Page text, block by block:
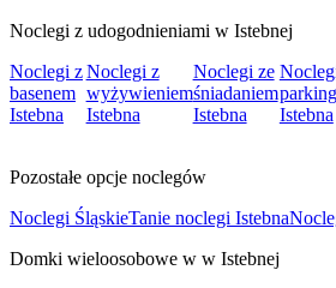
Noclegi z udogodnieniami w Istebnej
Noclegi z
basenem
Istebna
Noclegi z
wyżywieniem
Istebna
Noclegi ze
śniadaniem
Istebna
Istebna
Pozostałe opcje noclegów
Noclegi ŚląskieTanie noclegi Istebna
Domki wieloosobowe w w Istebnej